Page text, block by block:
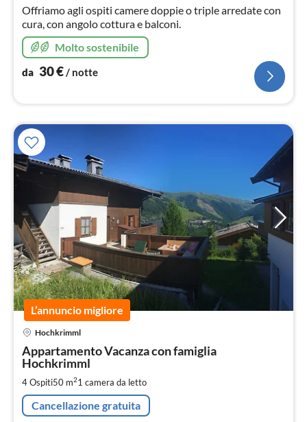
Offriamo agli ospiti camere doppie o triple arredate con
cura, con angolo cottura e balconi.
Molto sostenibile
da 30€/ notte
L’annuncio migliore
Hochkrimml
Appartamento Vacanza con famiglia
Hochkrimml
4 Ospiti50 m21 camera da letto
Cancellazione gratuita